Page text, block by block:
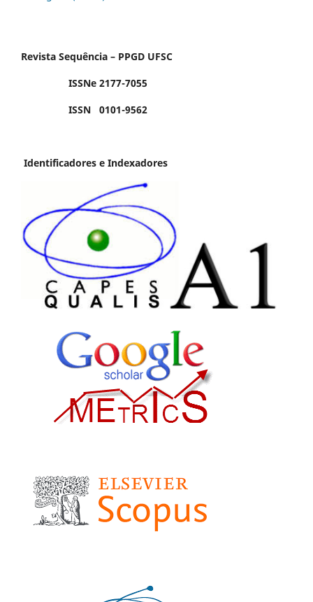
Revista Sequência – PPGD UFSC
ISSNe 2177-7055
ISSN 0101-9562
Identificadores e Indexadores